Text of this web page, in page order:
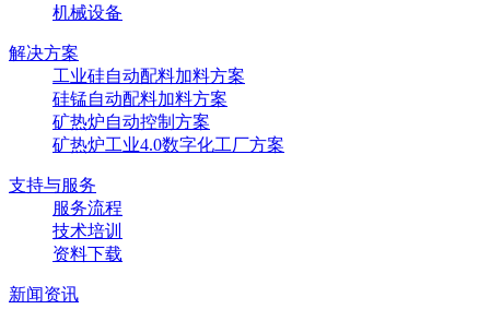
机械设备
解决方案
工业硅自动配料加料方案
硅锰自动配料加料方案
矿热炉自动控制方案
矿热炉工业4.0数字化工厂方案
支持与服务
服务流程
技术培训
资料下载
新闻资讯